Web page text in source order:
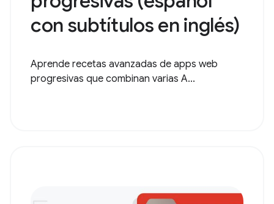
con subtítulos en inglés)
Aprende recetas avanzadas de apps web
progresivas que combinan varias A...